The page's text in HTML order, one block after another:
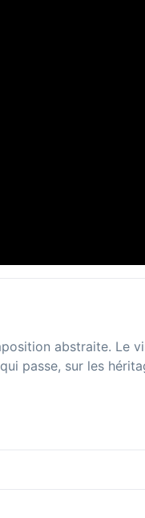
abstraite. Le
passe, sur les